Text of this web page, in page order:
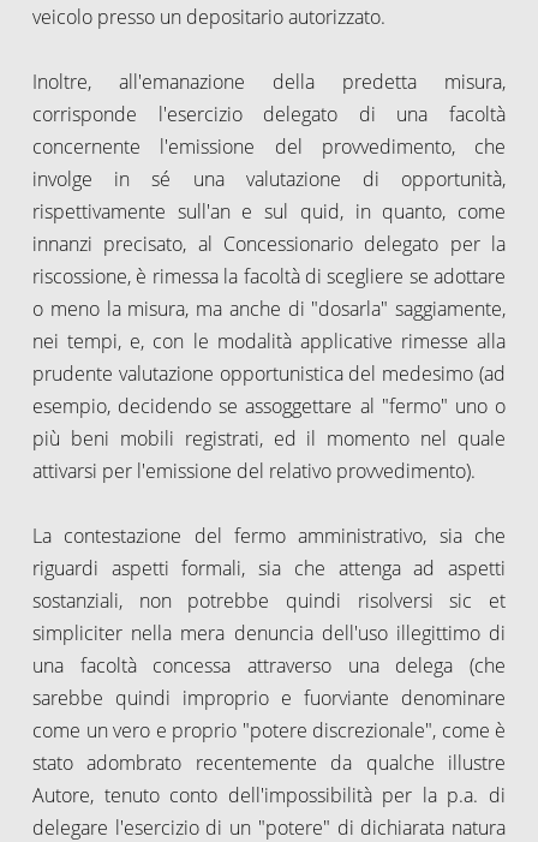
veicolo presso un depositario autorizzato.
Inoltre, all'emanazione della predetta misura,
corrisponde l'esercizio delegato di una facoltà
concernente l'emissione del provvedimento, che
involge in sé una valutazione di opportunità,
rispettivamente sull'an e sul quid, in quanto, come
innanzi precisato, al Concessionario delegato per la
riscossione, è rimessa la facoltà di scegliere se adottare
o meno la misura, ma anche di "dosarla" saggiamente,
nei tempi, e, con le modalità applicative rimesse alla
prudente valutazione opportunistica del medesimo (ad
esempio, decidendo se assoggettare al "fermo" uno o
più beni mobili registrati, ed il momento nel quale
attivarsi per l'emissione del relativo provvedimento).
La contestazione del fermo amministrativo, sia che
riguardi aspetti formali, sia che attenga ad aspetti
sostanziali, non potrebbe quindi risolversi sic et
simpliciter nella mera denuncia dell'uso illegittimo di
una facoltà concessa attraverso una delega (che
sarebbe quindi improprio e fuorviante denominare
come un vero e proprio "potere discrezionale", come è
stato adombrato recentemente da qualche illustre
Autore, tenuto conto dell'impossibilità per la p.a. di
delegare l'esercizio di un "potere" di dichiarata natura